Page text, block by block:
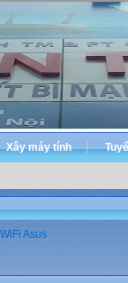
Xây máy tính
WiFi Asus